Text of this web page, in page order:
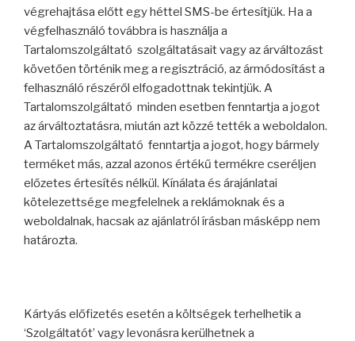
végrehajtása előtt egy héttel SMS-be értesítjük. Ha a
végfelhasználó továbbra is használja a
Tartalomszolgáltató szolgáltatásait vagy az árváltozást
követően történik meg a regisztráció, az ármódosítást a
felhasználó részéről elfogadottnak tekintjük. A
Tartalomszolgáltató minden esetben fenntartja a jogot
az árváltoztatásra, miután azt közzé tették a weboldalon.
A Tartalomszolgáltató fenntartja a jogot, hogy bármely
terméket más, azzal azonos értékű termékre cseréljen
előzetes értesítés nélkül. Kínálata és árajánlatai
kötelezettsége megfelelnek a reklámoknak és a
weboldalnak, hacsak az ajánlatról írásban másképp nem
határozta.
Kártyás előfizetés esetén a költségek terhelhetik a
‘Szolgáltatót’ vagy levonásra kerülhetnek a